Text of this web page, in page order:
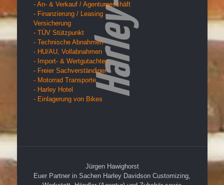
- An- & Verkauf / Agenturgeschäft
- Finanzierung / Leasing
Versicherung
- TÜV Stützpunkt
- Technische Abnahmen
- HU/AU, Vollabnahmen
- Import- & Wertgutachten
- Freier Sachverständiger
- Motorrad Transporte
- Harley Hotel
- Einlagerung von Bikes
Jürgen Hawighorst
Euer Partner in Sachen Harley Davidson Customizing,